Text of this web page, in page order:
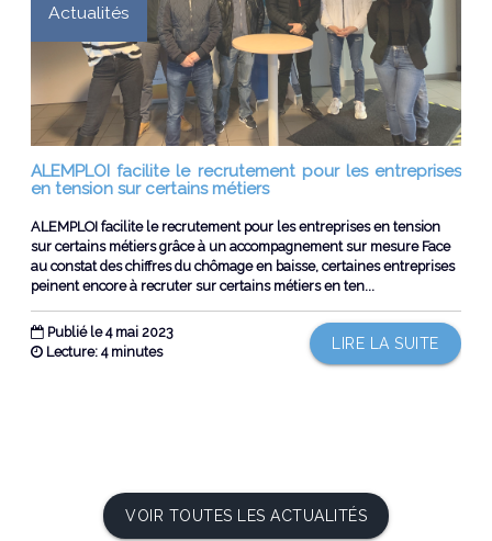
Actualités
ALEMPLOI facilite le recrutement pour les entreprises
en tension sur certains métiers
ALEMPLOI facilite le recrutement pour les entreprises en tension
sur certains métiers grâce à un accompagnement sur mesure Face
au constat des chiffres du chômage en baisse, certaines entreprises
peinent encore à recruter sur certains métiers en ten...
Publié le 4 mai 2023
LIRE LA SUITE
Lecture: 4 minutes
VOIR TOUTES LES ACTUALITÉS